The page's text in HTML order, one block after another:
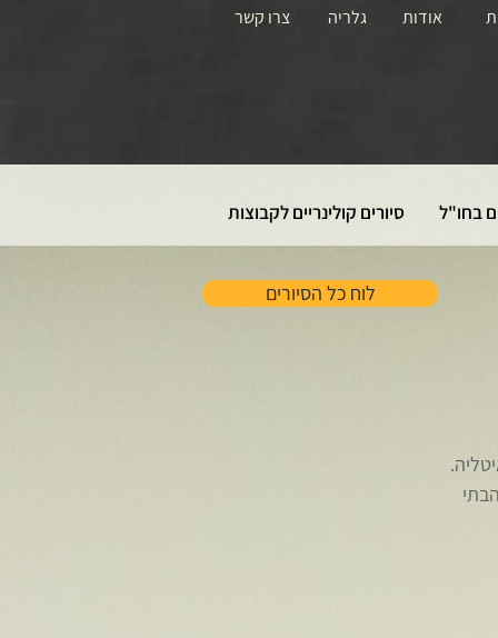
צרו קשר גלריה אודות
בחו"ל סיורים קולינריים לקבוצות
לוח כל הסיורים